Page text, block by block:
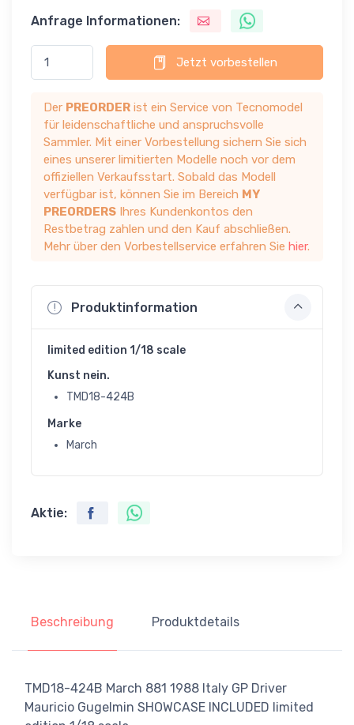
Anfrage Informationen:
Jetzt vorbestellen
Der PREORDER ist ein Service von Tecnomodel
für leidenschaftliche und anspruchsvolle
Sammler. Mit einer Vorbestellung sichern Sie sich
eines unserer limitierten Modelle noch vor dem
offiziellen Verkaufsstart. Sobald das Modell
verfügbar ist, können Sie im Bereich MY
PREORDERS Ihres Kundenkontos den
Restbetrag zahlen und den Kauf abschließen.
Mehr über den Vorbestellservice erfahren Sie hier.
Produktinformation
limited edition 1/18 scale
Kunst nein.
TMD18-424B
Marke
March
Aktie:
Beschreibung Produktdetails
TMD18-424B March 881 1988 Italy GP Driver
Mauricio Gugelmin SHOWCASE INCLUDED limited